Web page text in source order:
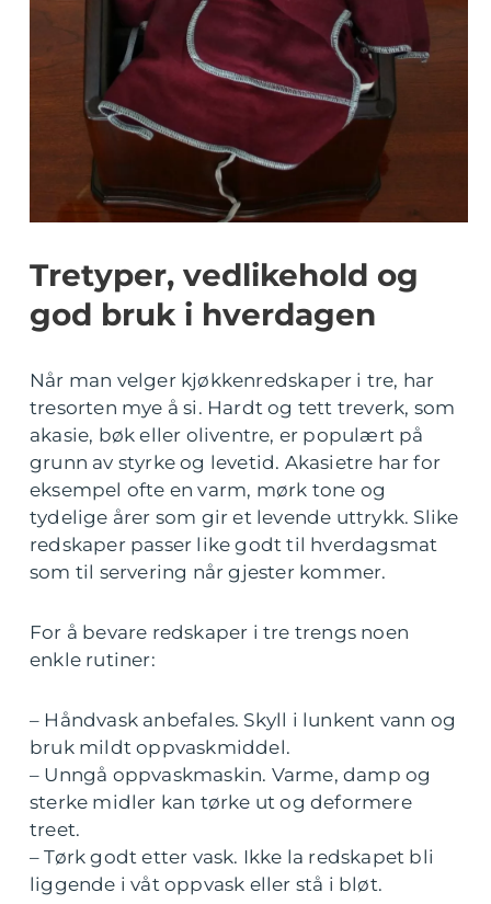
Tretyper, vedlikehold og
god bruk i hverdagen
Når man velger kjøkkenredskaper i tre, har
tresorten mye å si. Hardt og tett treverk, som
akasie, bøk eller oliventre, er populært på
grunn av styrke og levetid. Akasietre har for
eksempel ofte en varm, mørk tone og
tydelige årer som gir et levende uttrykk. Slike
redskaper passer like godt til hverdagsmat
som til servering når gjester kommer.
For å bevare redskaper i tre trengs noen
enkle rutiner:
– Håndvask anbefales. Skyll i lunkent vann og
bruk mildt oppvaskmiddel.
– Unngå oppvaskmaskin. Varme, damp og
sterke midler kan tørke ut og deformere
treet.
– Tørk godt etter vask. Ikke la redskapet bli
liggende i våt oppvask eller stå i bløt.